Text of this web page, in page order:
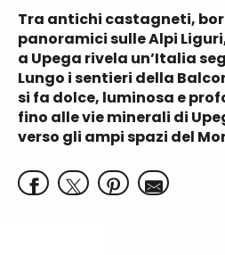
Tra antichi castagneti,
panoramici sulle Alpi
a Upega rivela un’Italia
Lungo i sentieri della
si fa dolce, luminosa e
fino alle vie minerali di
verso gli ampi spazi del